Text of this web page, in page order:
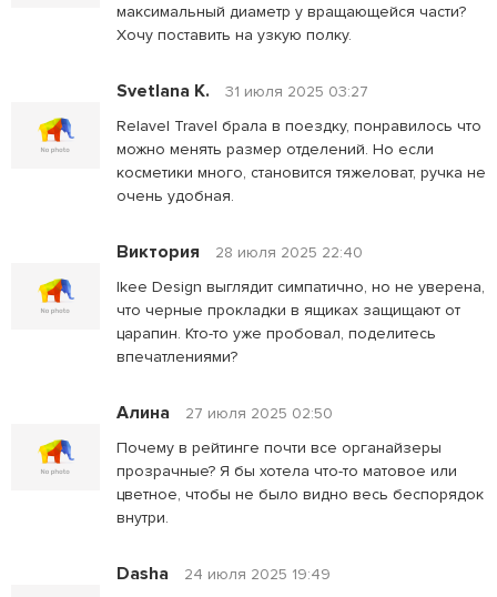
максимальный диаметр у вращающейся части?
Хочу поставить на узкую полку.
Svetlana K.
31 июля 2025 03:27
Relavel Travel брала в поездку, понравилось что
можно менять размер отделений. Но если
косметики много, становится тяжеловат, ручка не
очень удобная.
Виктория
28 июля 2025 22:40
Ikee Design выглядит симпатично, но не уверена,
что черные прокладки в ящиках защищают от
царапин. Кто-то уже пробовал, поделитесь
впечатлениями?
Алина
27 июля 2025 02:50
Почему в рейтинге почти все органайзеры
прозрачные? Я бы хотела что-то матовое или
цветное, чтобы не было видно весь беспорядок
внутри.
Dasha
24 июля 2025 19:49